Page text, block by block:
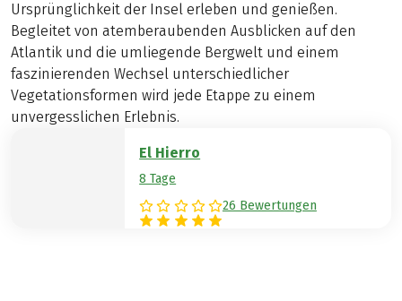
Ursprünglichkeit der Insel erleben und genießen.
Begleitet von atemberaubenden Ausblicken auf den
Atlantik und die umliegende Bergwelt und einem
faszinierenden Wechsel unterschiedlicher
Vegetationsformen wird jede Etappe zu einem
unvergesslichen Erlebnis.
El Hierro
8 Tage
26 Bewertungen